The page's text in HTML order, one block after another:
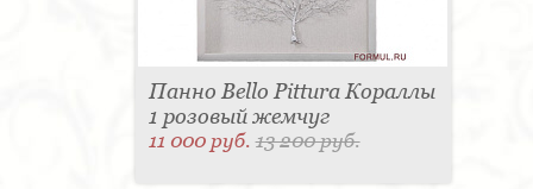
Панно Bello Pittura Кораллы
1 розовый жемчуг
11 000 руб.13 200 руб.